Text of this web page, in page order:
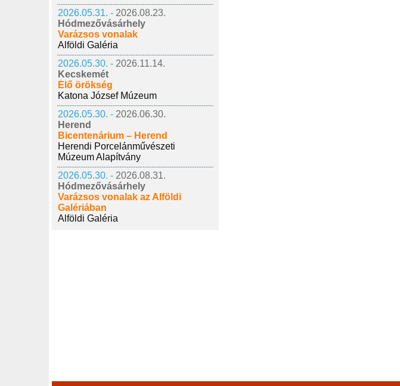
2026.05.31. - 2026.08.23.
Hódmezővásárhely
Varázsos vonalak
Alföldi Galéria
2026.05.30. - 2026.11.14.
Kecskemét
Élő örökség
Katona József Múzeum
2026.05.30. - 2026.06.30.
Herend
Bicentenárium – Herend
Herendi Porcelánművészeti
Múzeum Alapítvány
2026.05.30. - 2026.08.31.
Hódmezővásárhely
Varázsos vonalak az Alföldi
Galériában
Alföldi Galéria